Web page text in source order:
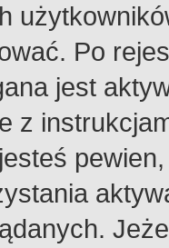
Po
jest
z